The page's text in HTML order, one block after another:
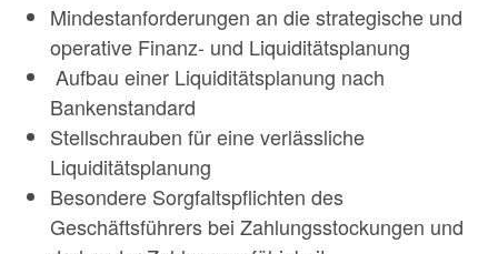
Mindestanforderungen an die strategische und
operative Finanz- und Liquiditätsplanung
Aufbau einer Liquiditätsplanung nach
Bankenstandard
Stellschrauben für eine verlässliche
Liquiditätsplanung
Besondere Sorgfaltspflichten des
Geschäftsführers bei Zahlungsstockungen und